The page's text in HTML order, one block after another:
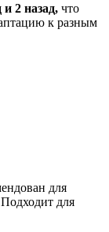
и 2 назад, что
к разным
для
для